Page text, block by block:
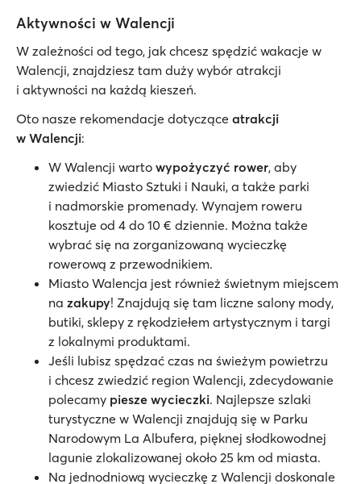
Aktywności w Walencji
W zależności od tego, jak chcesz spędzić wakacje w
Walencji, znajdziesz tam duży wybór atrakcji
i aktywności na każdą kieszeń.
Oto nasze rekomendacje dotyczące atrakcji
w Walencji:
W Walencji warto wypożyczyć rower, aby
zwiedzić Miasto Sztuki i Nauki, a także parki
i nadmorskie promenady. Wynajem roweru
kosztuje od 4 do 10 € dziennie. Można także
wybrać się na zorganizowaną wycieczkę
rowerową z przewodnikiem.
Miasto Walencja jest również świetnym miejscem
na zakupy! Znajdują się tam liczne salony mody,
butiki, sklepy z rękodziełem artystycznym i targi
z lokalnymi produktami.
Jeśli lubisz spędzać czas na świeżym powietrzu
i chcesz zwiedzić region Walencji, zdecydowanie
polecamy piesze wycieczki. Najlepsze szlaki
turystyczne w Walencji znajdują się w Parku
Narodowym La Albufera, pięknej słodkowodnej
lagunie zlokalizowanej około 25 km od miasta.
Na jednodniową wycieczkę z Walencji doskonale